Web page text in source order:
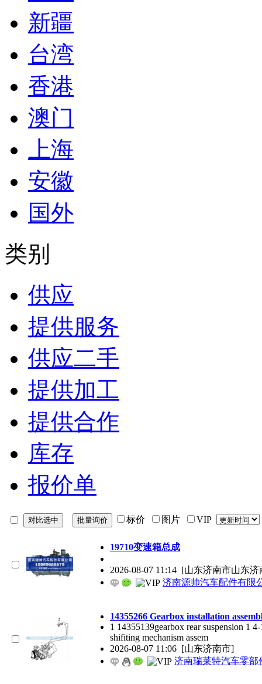
新疆
台湾
香港
澳门
上海
安徽
国外
类别
供应
提供服务
供应二手
提供加工
提供合作
库存
报价单
标价 图片 VIP
19710变速箱总成
2026-08-07 11:14 [山东济南市山东
济南源帅汽车配件有限
14355266 Gearbox installation
1 14355139gearbox rear suspension 1
shifiting mechanism assem
2026-08-07 11:06 [山东济南市]
济南瑞莱特汽车零部